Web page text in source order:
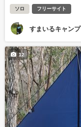
ソロ フリーサイト
すまいるキャンプ
12